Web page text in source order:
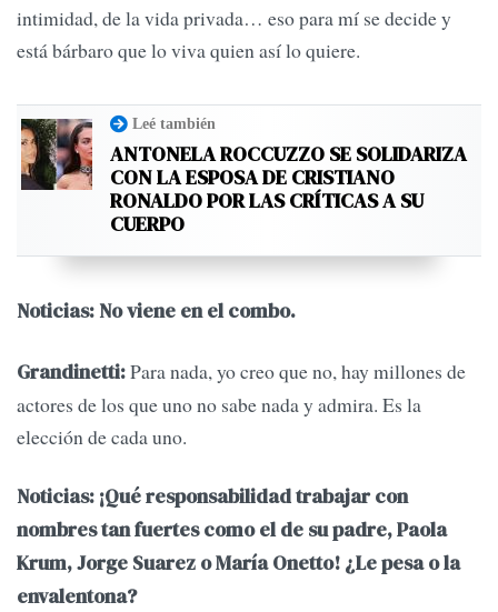
intimidad, de la vida privada… eso para mí se decide y
está bárbaro que lo viva quien así lo quiere.
Leé también
ANTONELA ROCCUZZO SE SOLIDARIZA
CON LA ESPOSA DE CRISTIANO
RONALDO POR LAS CRÍTICAS A SU
CUERPO
Noticias: No viene en el combo.
Grandinetti:Para nada, yo creo que no, hay millones de
actores de los que uno no sabe nada y admira. Es la
elección de cada uno.
Noticias: ¡Qué responsabilidad trabajar con
nombres tan fuertes como el de su padre, Paola
Krum, Jorge Suarez o María Onetto! ¿Le pesa o la
envalentona?